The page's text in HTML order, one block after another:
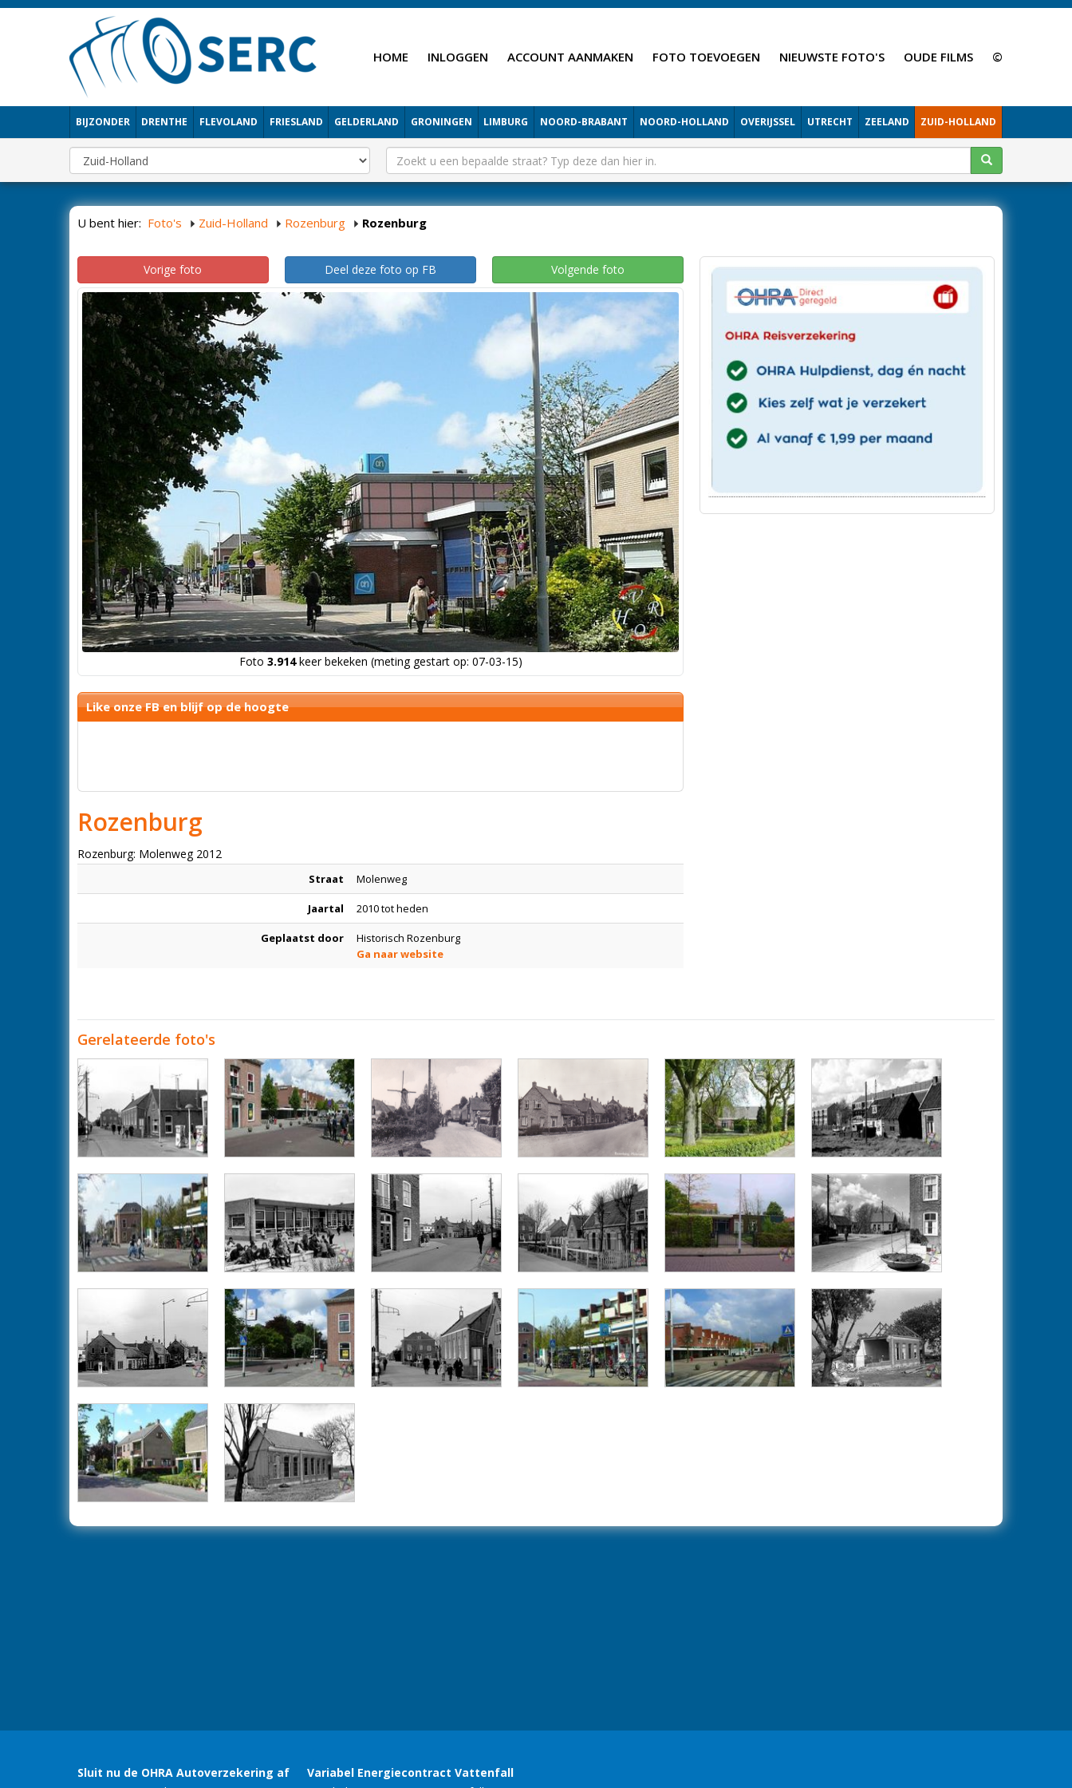
HOME INLOGGEN ACCOUNT AANMAKEN FOTO TOEVOEGEN NIEUWSTE FOTO'S OUDE FILMS ©
BIJZONDER DRENTHE FLEVOLAND FRIESLAND GELDERLAND GRONINGEN LIMBURG NOORD-BRABANT NOORD-HOLLAND OVERIJSSEL UTRECHT ZEELAND ZUID-HOLLAND
U bent hier: Foto's Zuid-Holland Rozenburg Rozenburg
Vorige foto Deel deze foto op FB Volgende foto
Foto 3.914keer bekeken (meting gestart op: 07-03-15)
Like onze FB en blijf op de hoogte
Rozenburg
Rozenburg: Molenweg 2012
Straat Molenweg
Jaartal 2010 tot heden
Geplaatst door
Historisch Rozenburg
Ga naar website
Gerelateerde foto's